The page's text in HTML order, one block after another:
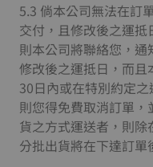
5.3 倘本公司無法在訂
交付，且修改後之運抵
則本公司將聯絡您，
修改後之運抵日，而
30日內或在特別約定
則您得免費取消訂單
貨之方式運送者，則除
分批出貨將在下達訂單